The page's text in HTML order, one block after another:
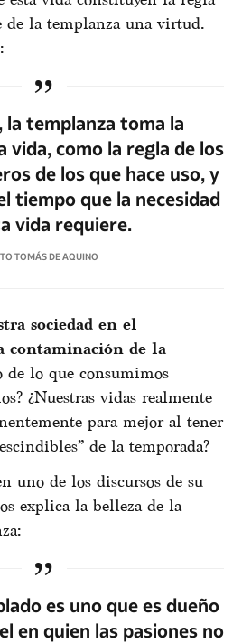
de la templanza una virtud.
templanza toma la
vida, como la regla de los
de los que hace uso, y
tiempo que la necesidad
vida requiere.
TOMÁS DE AQUINO
sociedad en el
contaminación de la
de lo que consumimos
¿Nuestras vidas realmente
para mejor al tener
de la temporada?
uno de los discursos de su
explica la belleza de la
es uno que es dueño
en quien las pasiones no